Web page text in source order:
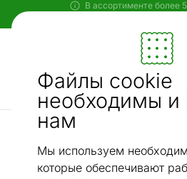
Файлы cookie
необходимы и
нам
Мы используем
которые обеспечивают
Мебель и убранство -
Ищи...
Рабочие стулья для дома